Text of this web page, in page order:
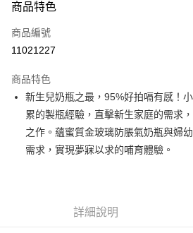
LINE Pay
Apple Pay
悠遊付
Google Pay
全盈+PAY
AFTEE先享後付是「在收到商品之後才付款」
商品特色
商品編號
11021227
商品特色
新生兒奶瓶之最，95%好拍嗝有感！
累的製瓶經驗，直擊新生家庭的需求
之作。蘊蜜質金玻璃防脹氣奶瓶與婦
需求，實現夢寐以求的哺育體驗。
詳細說明